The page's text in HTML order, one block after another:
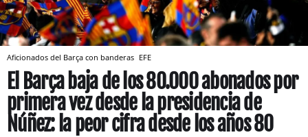
Aficionados del Barça con banderas EFE
El Barça baja de los 80.000 abonados por
primera vez desde la presidencia de
Núñez: la peor cifra desde los años 80